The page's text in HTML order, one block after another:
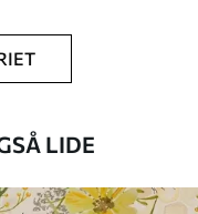
til 50 cm.
med lakfinish kan
LIDE